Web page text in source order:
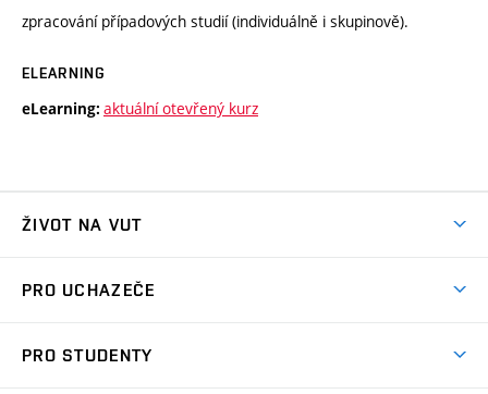
zpracování případových studií (individuálně i skupinově).
ELEARNING
eLearning: aktuální otevřený kurz
ŽIVOT NA VUT
Koleje
PRO UCHAZEČE
PRO STUDENTY